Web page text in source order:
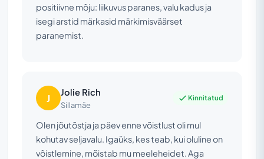
positiivne mõju: liikuvus paranes, valu kadus ja
isegi arstid märkasid märkimisväärset
paranemist.
J Jolie Rich
Sillamäe
Kinnitatud
Olen jõutõstja ja päev enne võistlust oli mul
kohutav seljavalu. Igaüks, kes teab, kui oluline on
võistlemine, mõistab mu meeleheidet. Aga